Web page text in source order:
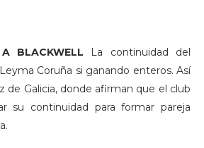
BLACKWELL La continuidad del
Coruña si ganando enteros. Así
de Galicia, donde afirman que el club
su continuidad para formar pareja